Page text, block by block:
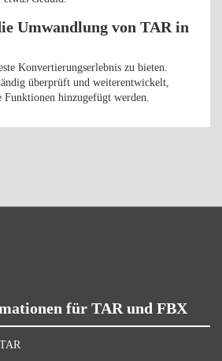
Umwandlung von TAR in
Konvertierungserlebnis zu bieten.
überprüft und weiterentwickelt,
Funktionen hinzugefügt werden.
für TAR und FBX
TAR